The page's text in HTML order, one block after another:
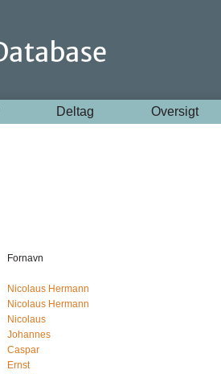
Deltag Oversigt
Fornavn
Nicolaus Hermann
Nicolaus Hermann
Nicolaus
Johannes
Caspar
Ernst